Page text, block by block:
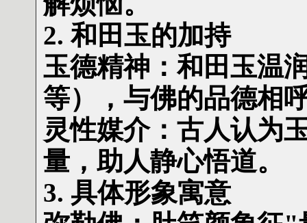
2. 和田玉的加持
玉德精神：和田玉温
等），与佛的品德相
灵性媒介：古人认为
量，助人静心悟道。
3. 具体形象寓意